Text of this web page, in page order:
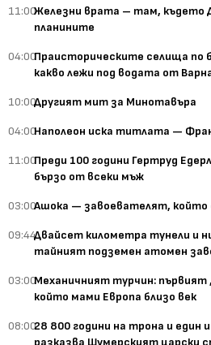
11:00Железни врата – там, където
планините
04:00Праисторическите селища по
какво лежи под водата от
10:00Другият мит за Минотавъра
04:00Наполеон иска титлата —
11:00Преди 100 години Гертруд
бързо от всеки мъж
03:00Ашока — завоевателят, който
09:44Двайсет километра тунели и
тайният подземен атомен
03:00Механичният турчин: първият
който мами Европа близо век
08:0028 800 години на трона и един